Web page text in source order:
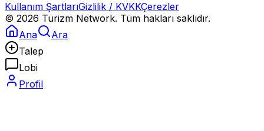
Kullanım ŞartlarıGizlilik / KVKKÇerezler
© 2026 Turizm Network. Tüm hakları saklıdır.
Ana
Ara
Talep
Lobi
Profil